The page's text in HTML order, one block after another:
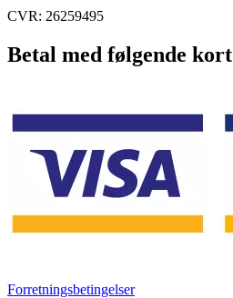
CVR: 26259495
Betal med følgende kort
Forretningsbetingelser